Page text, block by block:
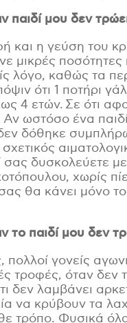
παιδί μου δεν
και η γεύση του
μικρές ποσότητες
λόγο, καθώς τα
ότι 1 ποτήρι
4 ετών. Σε ότι
ωστόσο ένα
δόθηκε
σχετικός
σας δυσκολεύετε
χωρίς
θα κάνει μόνο
το παιδί μου δεν
πολλοί γονείς
τροφές, όταν δεν
δεν λαμβάνει
να κρύβουν τα
τρόπο. Φυσικά
Όνομα
Είμαι:*